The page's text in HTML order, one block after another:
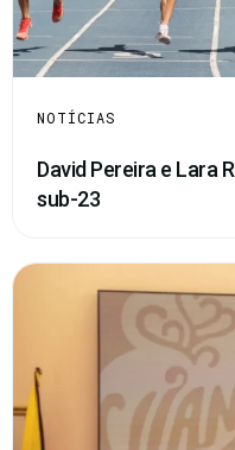
NOTÍCIAS
David Pereira e Lara
sub-23